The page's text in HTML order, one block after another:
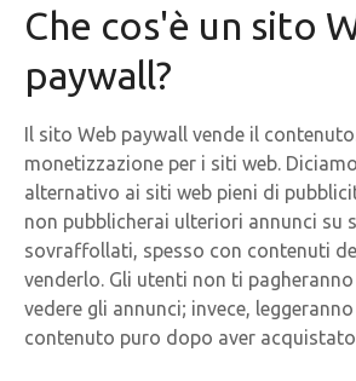
Che cos'è un sito
paywall?
Il sito Web paywall vende il
monetizzazione per i siti web.
alternativo ai siti web pieni di
non pubblicherai ulteriori annunci su
sovraffollati, spesso con contenuti
venderlo. Gli utenti non ti
vedere gli annunci; invece,
contenuto puro dopo aver